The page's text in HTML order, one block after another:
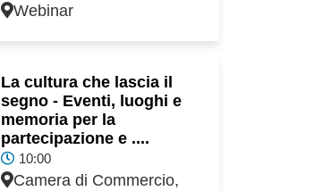
Webinar
La cultura che lascia il
segno - Eventi, luoghi e
memoria per la
partecipazione e ....
10:00
Camera di Commercio,